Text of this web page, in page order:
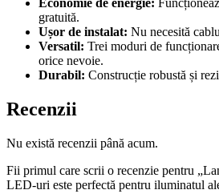
gratuită.
Ușor de instalat: Nu necesită
Versatil: Trei moduri de
orice nevoie.
Durabil: Construcție robustă și
Recenzii
Nu există recenzii până acum.
Fii primul care scrii o recenzie pentru
LED-uri este perfectă pentru iluminatul